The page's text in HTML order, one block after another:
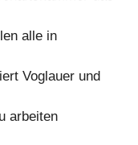
alle in
Voglauer und
arbeiten